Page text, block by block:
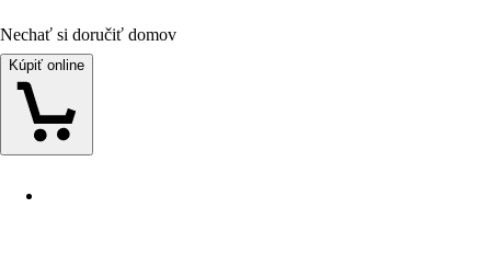
Nechať si doručiť domov
Kúpiť online